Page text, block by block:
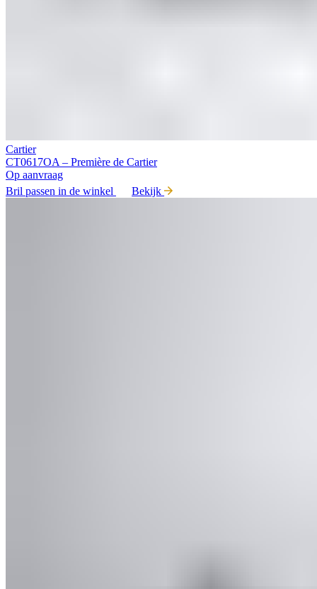
Cartier
CT0617OA – Première de Cartier
Op aanvraag
Bril passen in de winkel
Bekijk